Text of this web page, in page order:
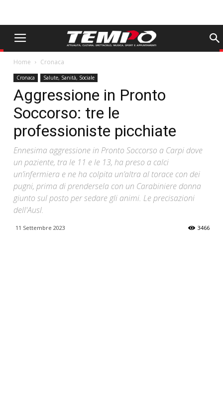
Home Cronaca
Cronaca Salute, Sanità, Sociale
Aggressione in Pronto
Soccorso: tre le
professioniste picchiate
Ennesima aggressione in Pronto Soccorso a Carpi dove
un paziente, tra le 11 e le 13, ha preso a calci
un’infermiera e ne ha colpita un’altra al torace con dei
pugni, prima di prendersela con un Carabiniere donna
giunto sul posto per sedare gli animi. Le precisazioni
dell'Ausl.
11 Settembre 2023 3466